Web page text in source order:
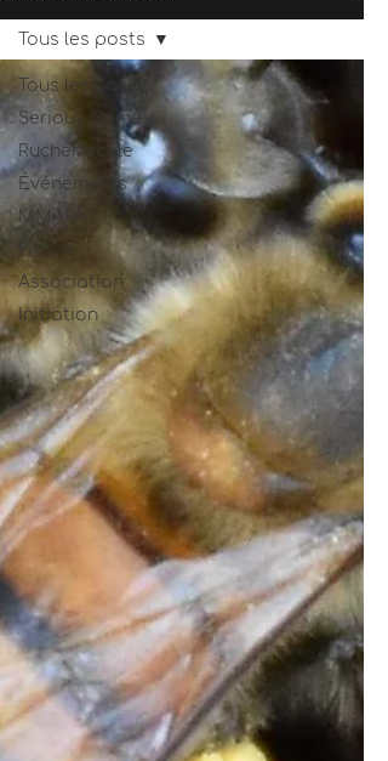
Tous les posts
Serious Game
Rucher-école
Événements
MMAPA
Presse
Association
Initiation
Tous les posts